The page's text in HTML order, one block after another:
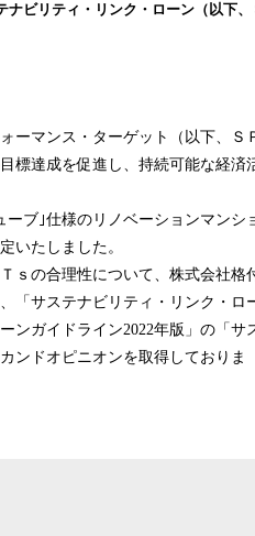
を
中
す
ビリティ・リンク・ローン（以下、
ーマンス・ターゲット（以下、Ｓ
標達成を促進し、持続可能な経済
ブ｣仕様のリノベーションマンシ
いたしました。
ｓの合理性について、株式会社格
「サステナビリティ・リンク・ロ
ンガイドライン2022年版」の「サ
ンドオピニオンを取得しておりま